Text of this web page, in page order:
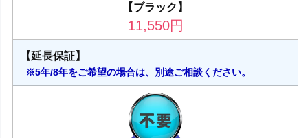
【ブラック】
11,550円
【延長保証】
※5年/8年をご希望の場合は、別途ご相談ください。